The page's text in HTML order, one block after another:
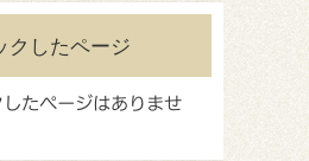
クしたページ
たページはありませ